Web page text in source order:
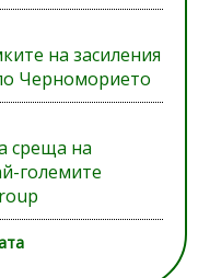
на засиления
Черноморието
среща на
големите